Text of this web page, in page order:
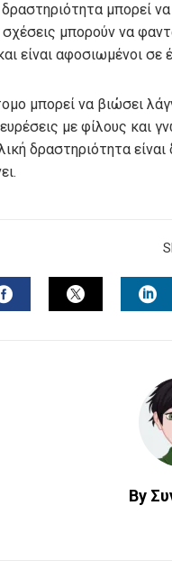
μπορεί
μπορούν να
είναι αφοσιωμένοι
μπορεί να βιώσει
με φίλους και
δραστηριότητα
By